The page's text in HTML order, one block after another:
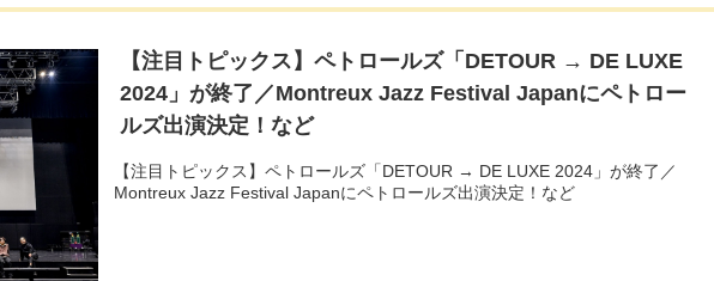
【注目トピックス】ペトロールズ「DETOUR → DE LUXE
2024」が終了／Montreux Jazz Festival Japanにペトロー
ルズ出演決定！など
【注目トピックス】ペトロールズ「DETOUR → DE LUXE 2024」が終了／
Montreux Jazz Festival Japanにペトロールズ出演決定！など